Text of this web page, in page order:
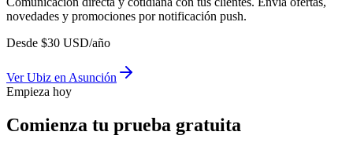
novedades y promociones por notificación push.
Desde $30 USD/año
VerUbiz en Asunción
Empieza hoy
Comienza tu prueba gratuita